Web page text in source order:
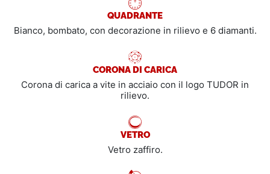
QUADRANTE
Bianco, bombato, con decorazione in rilievo e 6 diamanti.
CORONA DI CARICA
Corona di carica a vite in acciaio con il logo TUDOR in
rilievo.
VETRO
Vetro zaffiro.